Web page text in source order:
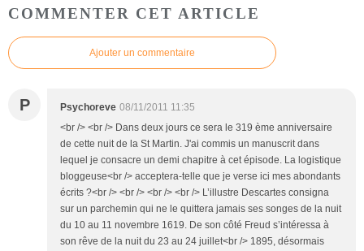
COMMENTER CET ARTICLE
Ajouter un commentaire
P Psychoreve 08/11/2011 11:35
<br /> <br /> Dans deux jours ce sera le 319 ème anniversaire
de cette nuit de la St Martin. J'ai commis un manuscrit dans
lequel je consacre un demi chapitre à cet épisode. La logistique
bloggeuse<br /> acceptera-telle que je verse ici mes abondants
écrits ?<br /> <br /> <br /> <br /> L’illustre Descartes consigna
sur un parchemin qui ne le quittera jamais ses songes de la nuit
du 10 au 11 novembre 1619. De son côté Freud s’intéressa à
son rêve de la nuit du 23 au 24 juillet<br /> 1895, désormais